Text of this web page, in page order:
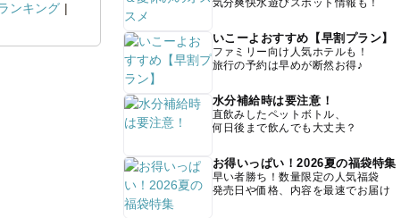
ンキング
気分爽快水遊びスポット情報も！
いこーよおすすめ【早割プラン】
ファミリー向け人気ホテルも！
旅行の予約は早めが断然お得♪
水分補給時は要注意！
直飲みしたペットボトル、
何日後まで飲んでも大丈夫？
お得いっぱい！2026夏の福袋特集
早い者勝ち！数量限定の人気福袋
発売日や価格、内容を最速でお届け